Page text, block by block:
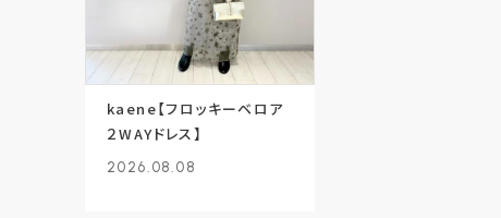
kaene【フロッキーベロア
２WAYドレス】
2026.08.08